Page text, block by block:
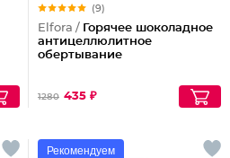
(9)
Elfora / Горячее шоколадное
антицеллюлитное
обертывание
1280 435 ₽
Рекомендуем